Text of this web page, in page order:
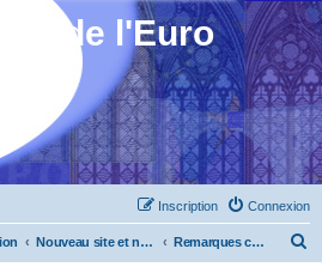
de l'Euro
Connexion
Inscription
Nouveau site et nouveau forum Remarques concernant la navigation